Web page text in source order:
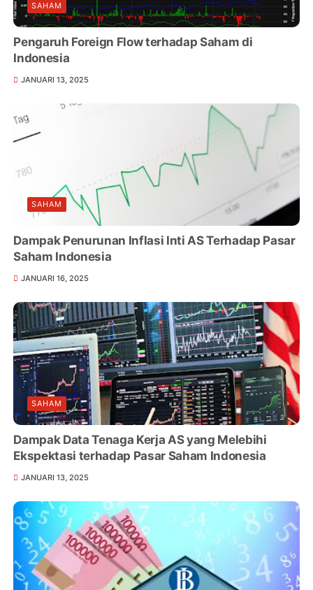
SAHAM
Pengaruh Foreign Flow terhadap Saham di
Indonesia
JANUARI 13, 2025
SAHAM
Dampak Penurunan Inflasi Inti AS Terhadap Pasar
Saham Indonesia
JANUARI 16, 2025
SAHAM
Dampak Data Tenaga Kerja AS yang Melebihi
Ekspektasi terhadap Pasar Saham Indonesia
JANUARI 13, 2025